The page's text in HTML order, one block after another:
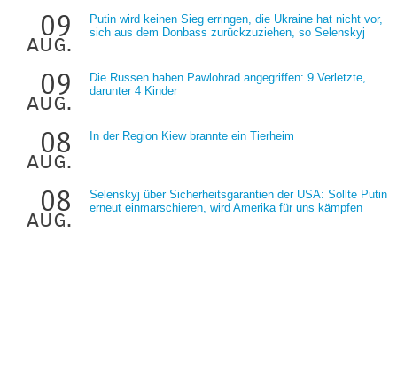
09
aug.
Putin wird keinen Sieg erringen, die Ukraine hat nicht vor,
sich aus dem Donbass zurückzuziehen, so Selenskyj
09
aug.
Die Russen haben Pawlohrad angegriffen: 9 Verletzte,
darunter 4 Kinder
08
aug.
In der Region Kiew brannte ein Tierheim
08
aug.
Selenskyj über Sicherheitsgarantien der USA: Sollte Putin
erneut einmarschieren, wird Amerika für uns kämpfen